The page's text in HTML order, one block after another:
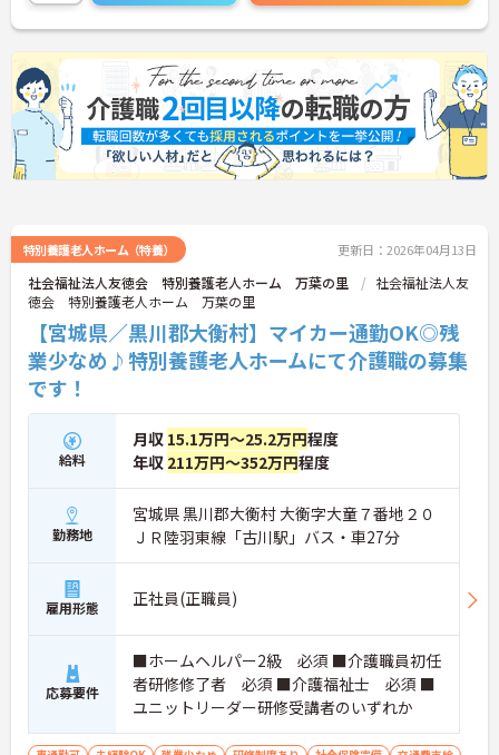
特別養護老人ホーム（特養） 更新日：2026年04月13日
社会福祉法人友徳会 特別養護老人ホーム 万葉の里
社会福祉法人友
徳会 特別養護老人ホーム 万葉の里
【宮城県／黒川郡大衡村】マイカー通勤OK◎残
業少なめ♪特別養護老人ホームにて介護職の募集
です！
給料
月収 15.1万円～25.2万円程度
年収 211万円～352万円程度
勤務地
宮城県 黒川郡大衡村 大衡字大童７番地２０
ＪＲ陸羽東線「古川駅」バス・車27分
雇用形態 正社員(正職員)
応募要件
■ホームヘルパー2級 必須 ■介護職員初任
者研修修了者 必須 ■介護福祉士 必須 ■
ユニットリーダー研修受講者のいずれか